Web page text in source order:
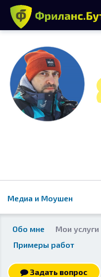
Медиа и Моушен
Обо мне Мои услуги
Примеры работ
Задать вопрос